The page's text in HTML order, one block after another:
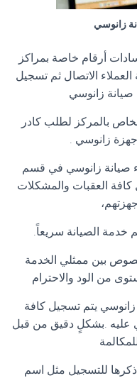
زانوسي
أرقام خاصة بمراكز
الاتصال ثم تسجيل
زانوسي
بالمركز لطلب كادر
زانوسي .
صيانة زانوسي في قسم
العقبات والمشكلات
خدمة الصيانة سريعاً.
بين ممثلي الخدمة
من الود والاحترام
يتم تسجيل كافة
عليه .بشكلٍ دقيق من قبل
ذكرها للتسجيل مثل اسم